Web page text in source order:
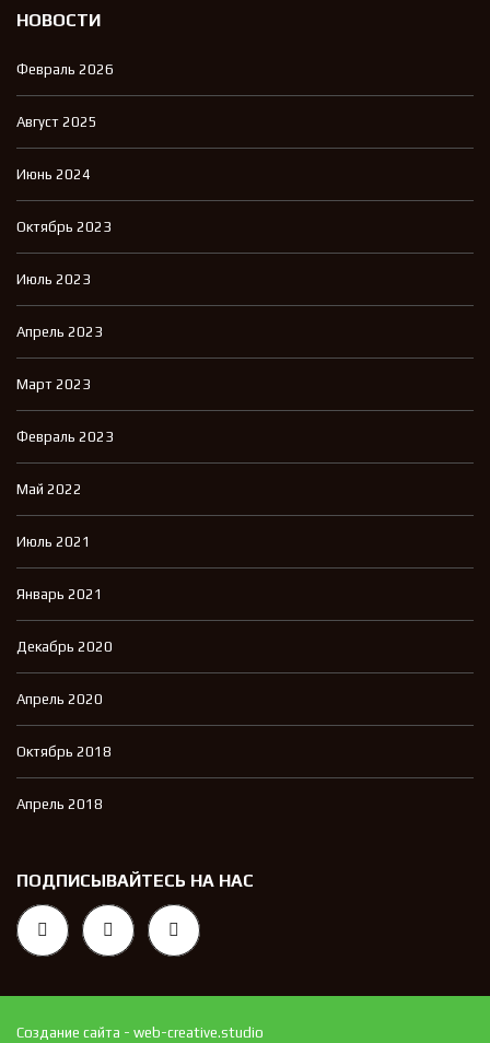
НОВОСТИ
Февраль 2026
Август 2025
Июнь 2024
Октябрь 2023
Июль 2023
Апрель 2023
Март 2023
Февраль 2023
Май 2022
Июль 2021
Январь 2021
Декабрь 2020
Апрель 2020
Октябрь 2018
Апрель 2018
ПОДПИСЫВАЙТЕСЬ НА НАС
Создание сайта - web-creative.studio